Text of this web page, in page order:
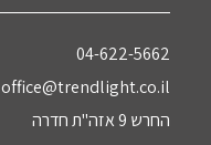
04-622-5662‏
office@trendlight.co.il
החרש 9 אזה"ת חדרה